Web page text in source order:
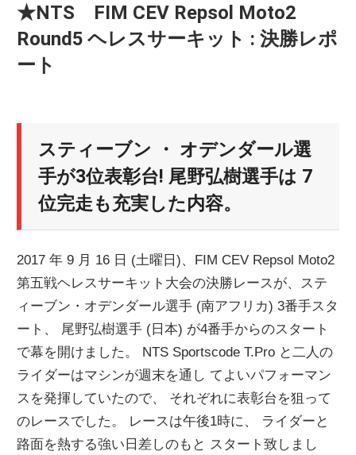
バ
ニ
ュ
ー
ス
★NTS FIM CEV Repsol Moto2
Round5 ヘレスサーキット : 決勝レポ
ート
スティーブン ・ オデンダール選
手が3位表彰台! 尾野弘樹選手は 7
位完走も充実した内容。
2017 年 9 月 16 日 (土曜日)、FIM CEV Repsol Moto2
第五戦ヘレスサーキット大会の決勝レースが、ステ
ィーブン・オデンダール選手 (南アフリカ) 3番手スタ
ート、 尾野弘樹選手 (日本) が4番手からのスタート
で幕を開けました。 NTS Sportscode T.Pro と二人の
ライダーはマシンが週末を通し てよいパフォーマン
スを発揮していたので、 それぞれに表彰台を狙って
のレースでした。 レースは午後1時に、 ライダーと
路面を熱する強い日差しのもと スタート致しまし